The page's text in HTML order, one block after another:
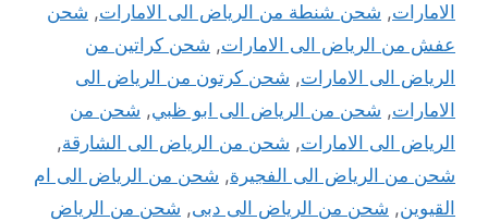
الامارات, شحن شنطة من الرياض الى الامارات, شحن
عفش من الرياض الى الامارات, شحن كراتين من
الرياض الى الامارات, شحن كرتون من الرياض الى
الامارات, شحن من الرياض الى ابو ظبي, شحن من
الرياض الى الامارات, شحن من الرياض الى الشارقة,
شحن من الرياض الى الفجيرة, شحن من الرياض الى ام
القيوين, شحن من الرياض الى دبى, شحن من الرياض